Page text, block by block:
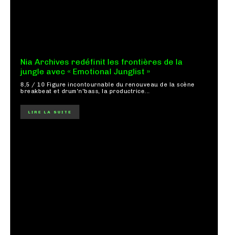
Nia Archives redéfinit les frontières de la
jungle avec « Emotional Junglist »
8,5 / 10 Figure incontournable du renouveau de la scène
breakbeat et drum'n'bass, la productrice...
LIRE LA SUITE